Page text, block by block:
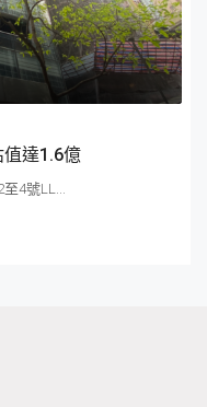
達1.6億
4號LL...